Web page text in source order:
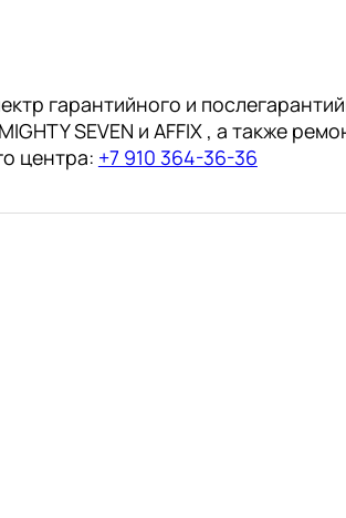
гарантийного и
SEVEN и AFFIX , а также
центра: +7 910 364-36-36